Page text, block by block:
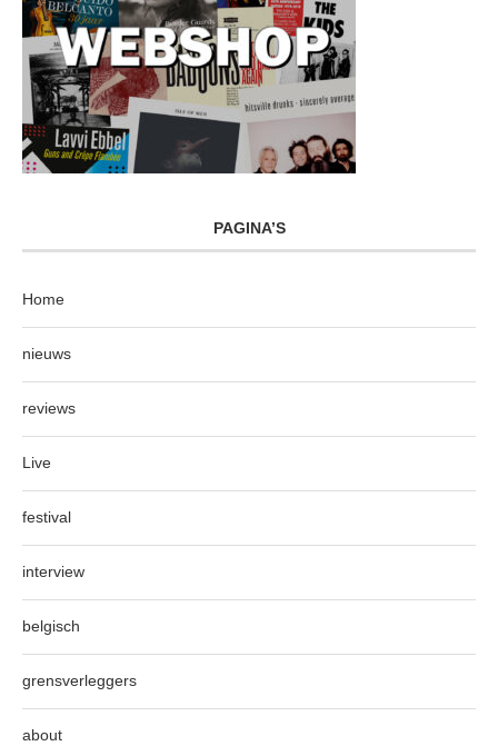
PAGINA’S
Home
nieuws
reviews
Live
festival
interview
belgisch
grensverleggers
about